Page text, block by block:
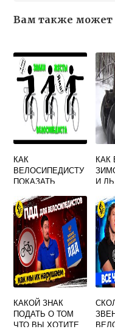
Вам также может
КАК
ВЕЛОСИПЕДИСТУ
ПОКАЗАТЬ
НАЛЕВО
КАК
И
КАКОЙ ЗНАК
ПОДАТЬ О ТОМ
ЧТО ВЫ ХОТИТЕ